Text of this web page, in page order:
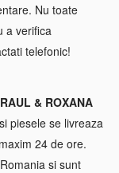
Nu toate
a verifica
telefonic!
& ROXANA
piesele se livreaza
24 de ore.
si sunt